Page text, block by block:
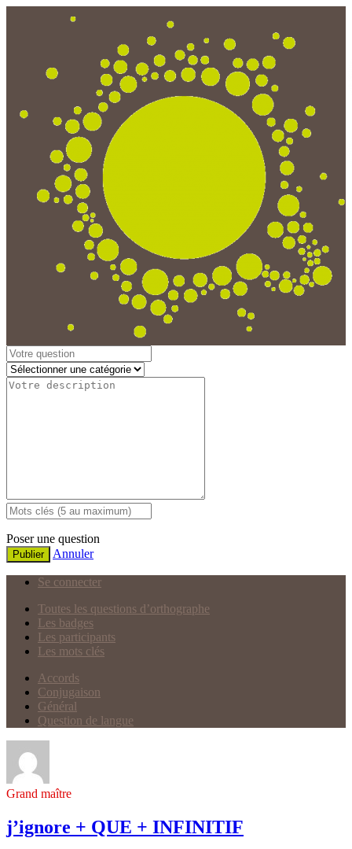
Poser une question
Publier Annuler
Se connecter
Toutes les questions d’orthographe
Les badges
Les participants
Les mots clés
Accords
Conjugaison
Général
Question de langue
Grand maître
j’ignore + QUE + INFINITIF